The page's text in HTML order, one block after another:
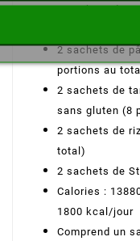
2 sachets de
2 sachets de
portions au
2 sachets de
sans gluten (8
2 sachets de
total)
2 sachets de
Calories :
1800 kcal/jour
Comprend un